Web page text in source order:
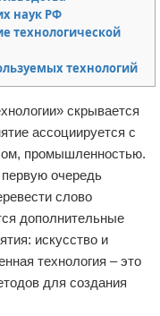
наук РФ
технологической
технологий
скрывается
ассоциируется с
промышленностью.
очередь
слово
дополнительные
искусство и
технология – это
для создания